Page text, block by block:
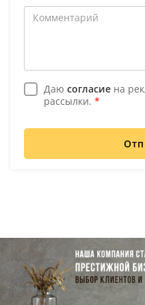
Даю согласие на
рассылки. *